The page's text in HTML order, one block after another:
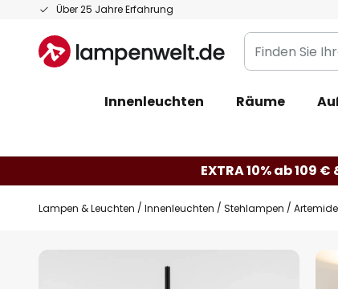
Über 25 Jahre Erfahrung
Zum
springen
Finden
Sie
Leuchte...
Innenleuchten Räume
EXTRA 10% ab 109 €
Lampen & Leuchten Innenleuchten Stehlampen